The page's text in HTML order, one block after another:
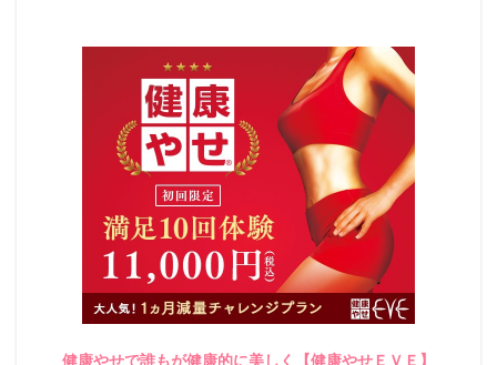
健康やせで誰もが健康的に美しく【健康やせＥＶＥ】